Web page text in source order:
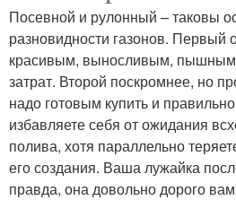
Посевной и рулонный – таковы
разновидности газонов. Первый
красивым, выносливым,
затрат. Второй поскромнее, но
надо готовым купить и
избавляете себя от ожидания
полива, хотя параллельно
его создания. Ваша лужайка
правда, она довольно дорого